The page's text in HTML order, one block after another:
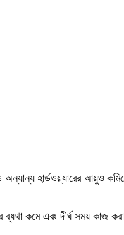
হার্ডওয়্যারের আয়ুও
ব্যথা কমে এবং দীর্ঘ সময় কাজ